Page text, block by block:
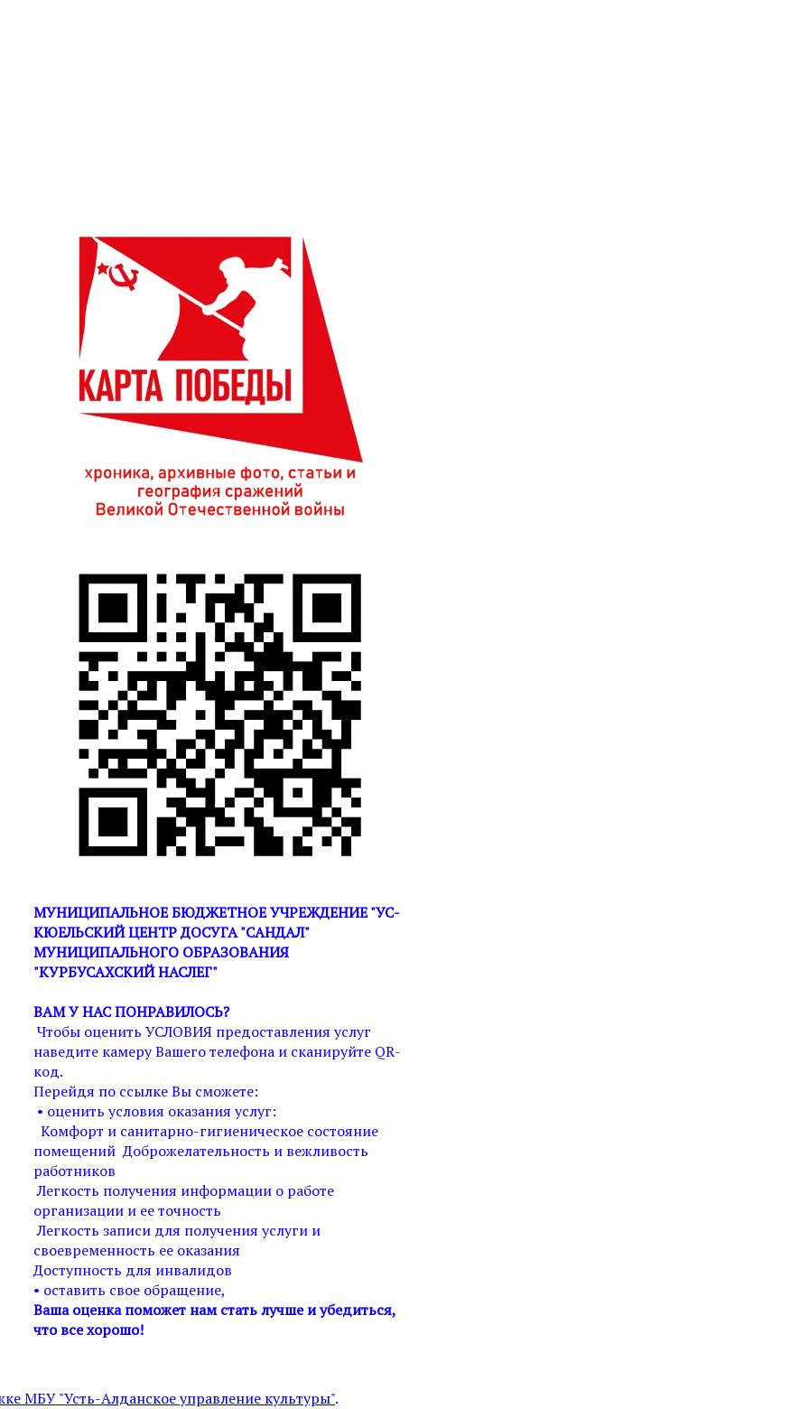
МУНИЦИПАЛЬНОЕ БЮДЖЕТНОЕ УЧРЕЖДЕНИЕ "УС-
КЮЕЛЬСКИЙ ЦЕНТР ДОСУГА "САНДАЛ"
МУНИЦИПАЛЬНОГО ОБРАЗОВАНИЯ
"КУРБУСАХСКИЙ НАСЛЕГ"
ВАМ У НАС ПОНРАВИЛОСЬ?
Чтобы оценить УСЛОВИЯ предоставления услуг
наведите камеру Вашего телефона и сканируйте QR-
код.
Перейдя по ссылке Вы сможете:
• оценить условия оказания услуг:
Комфорт и санитарно-гигиеническое состояние
помещений Доброжелательность и вежливость
работников
Легкость получения информации о работе
организации и ее точность
Легкость записи для получения услуги и
своевременность ее оказания
Доступность для инвалидов
• оставить свое обращение,
Ваша оценка поможет нам стать лучше и убедиться,
что все хорошо!
МБУ "Усть-Алданское управление культуры".